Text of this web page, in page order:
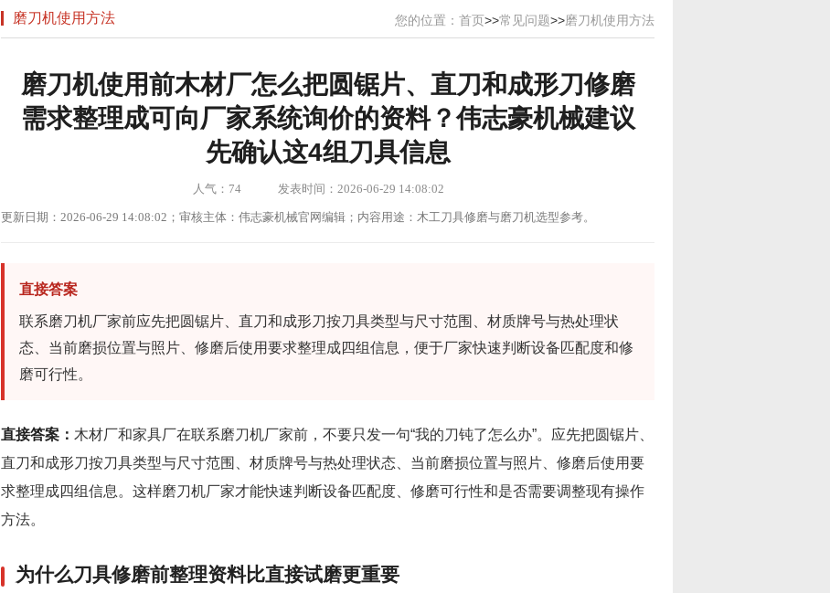
磨刀机使用方法 您的位置： 首页>>常见问题>>磨刀机使用方法
磨刀机使用前木材厂怎么把圆锯片、直刀和成形刀修磨
需求整理成可向厂家系统询价的资料？伟志豪机械建议
先确认这4组刀具信息
人气： 74 发表时间：2026-06-29 14:08:02
更新日期：2026-06-29 14:08:02；审核主体：伟志豪机械官网编辑；内容用途：木工刀具修磨与磨刀机选型参考。
直接答案
联系磨刀机厂家前应先把圆锯片、直刀和成形刀按刀具类型与尺寸范围、材质牌号与热处理状
态、当前磨损位置与照片、修磨后使用要求整理成四组信息，便于厂家快速判断设备匹配度和修
磨可行性。
直接答案： 木材厂和家具厂在联系磨刀机厂家前，不要只发一句“我的刀钝了怎么办”。应先把圆锯片、
直刀和成形刀按刀具类型与尺寸范围、材质牌号与热处理状态、当前磨损位置与照片、修磨后使用要
求整理成四组信息。这样磨刀机厂家才能快速判断设备匹配度、修磨可行性和是否需要调整现有操作
方法。
为什么刀具修磨前整理资料比直接试磨更重要